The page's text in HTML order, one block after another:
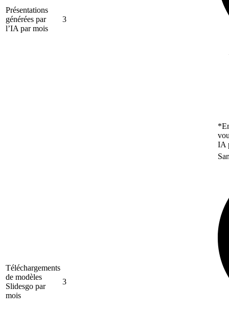
Présentations
générées par
l’IA par mois
3
IA
Téléchargements
de modèles
Slidesgo par
mois
3